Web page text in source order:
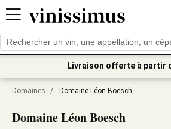
Livraison offerte à partir
Domaines / Domaine Léon Boesch
Domaine Léon Boesch